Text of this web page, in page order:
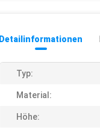
Detailinformationen
Typ:
Material:
Höhe: